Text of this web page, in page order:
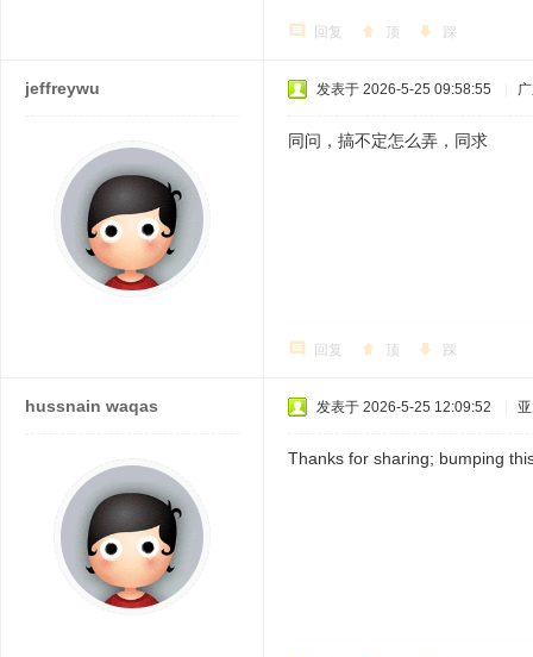
回复 顶 踩
jeffreywu 发表于 2026-5-25 09:58:55
同问，搞不定怎么弄，同求
回复 顶 踩
hussnain waqas 发表于 2026-5-25 12:09:52
Thanks for sharing; bumping